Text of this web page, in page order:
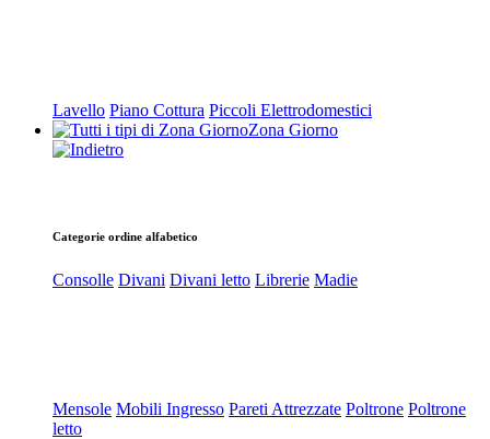
Lavello Piano Cottura Piccoli Elettrodomestici
Zona Giorno
Categorie ordine alfabetico
Consolle Divani Divani letto Librerie Madie
Mensole Mobili Ingresso Pareti Attrezzate Poltrone Poltrone
letto